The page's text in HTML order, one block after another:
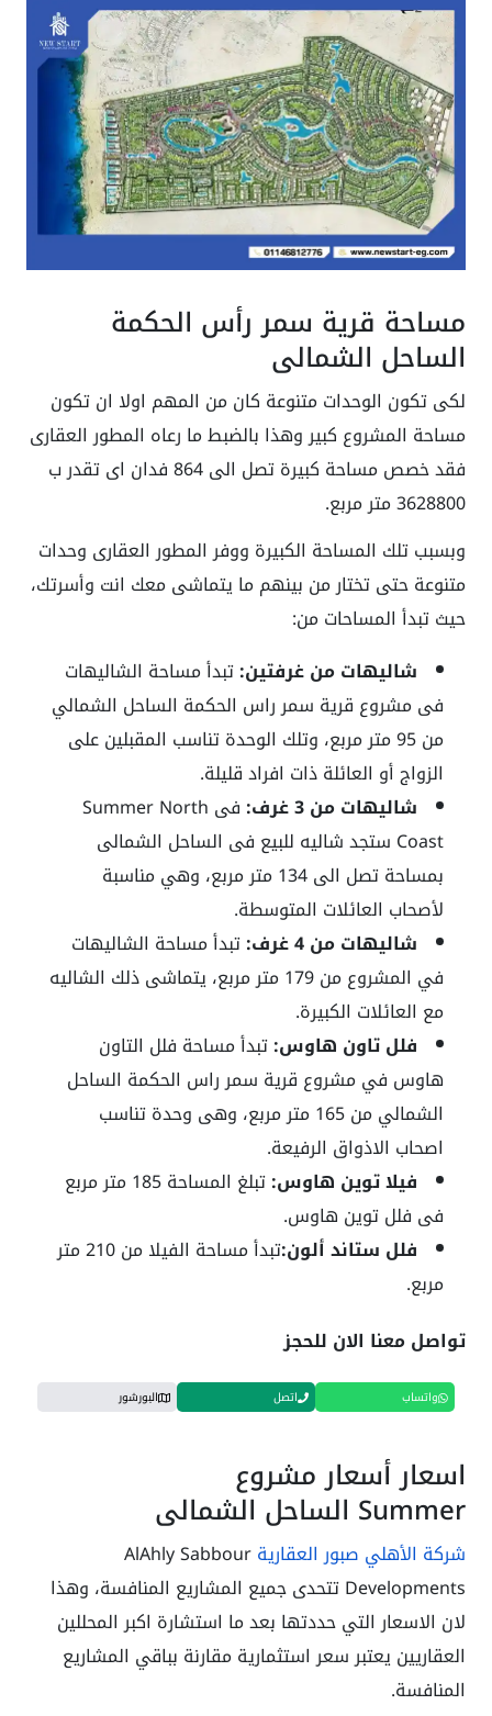
مساحة قرية سمر رأس الحكمة
الساحل الشمالي
لكى تكون الوحدات متنوعة كان من المهم اولا ان تكون
مساحة المشروع كبير وهذا بالضبط ما رعاه المطور العقارى
فقد خصص مساحة كبيرة تصل الى 864 فدان اى تقدر ب
3628800 متر مربع.
وبسبب تلك المساحة الكبيرة ووفر المطور العقارى وحدات
متنوعة حتى تختار من بينهم ما يتماشى معك انت وأسرتك،
حيث تبدأ المساحات من:
شاليهات من غرفتين:تبدأ مساحة الشاليهات
فى مشروع قرية سمر راس الحكمة الساحل الشمالي
من 95 متر مربع، وتلك الوحدة تناسب المقبلين على
الزواج أو العائلة ذات افراد قليلة.
شاليهات من 3 غرف:
فى Summer North
Coast ستجد شاليه للبيع فى الساحل الشمالى
بمساحة تصل الى 134 متر مربع، وهي مناسبة
لأصحاب العائلات المتوسطة.
شاليهات من 4 غرف:
تبدأ مساحة الشاليهات
في المشروع من 179 متر مربع، يتماشى ذلك الشاليه
مع العائلات الكبيرة.
فلل تاون هاوس:تبدأ مساحة فلل التاون
هاوس في مشروع قرية سمر راس الحكمة الساحل
الشمالي من 165 متر مربع، وهى وحدة تناسب
اصحاب الاذواق الرفيعة.
فيلا توين هاوس:
تبلغ المساحة 185 متر مربع
فى فلل توين هاوس.
فلل ستاند ألون:
تبدأ مساحة الفيلا من 210 متر
مربع.
تواصل معنا الان للحجز
واتساب اتصل البورشور
اسعار أسعار مشروع
Summer الساحل الشمالي
شركة الأهلي صبور العقاريةAlAhly Sabbour
Developments تتحدى جميع المشاريع المنافسة، وهذا
لان الاسعار التي حددتها بعد ما استشارة اكبر المحللين
العقاريين يعتبر سعر استثمارية مقارنة بباقي المشاريع
المنافسة.